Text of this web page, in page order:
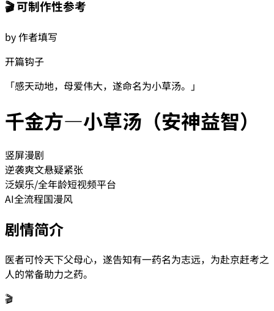
🎬 可制作性参考
by 作者填写
开篇钩子
「感天动地，母爱伟大，遂命名为小草汤。 」
千金方—小草汤（安神益智）
竖屏漫剧
逆袭爽文悬疑紧张
泛娱乐/全年龄短视频平台
AI全流程国漫风
剧情简介
医者可怜天下父母心，遂告知有一药名为志远，为赴京赶考之
人的常备助力之药。
🎬